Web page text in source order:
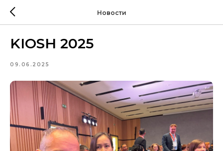
Новости
KIOSH 2025
09.06.2025